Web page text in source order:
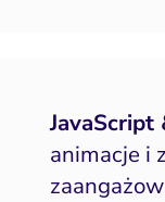
JavaScript
animacje i